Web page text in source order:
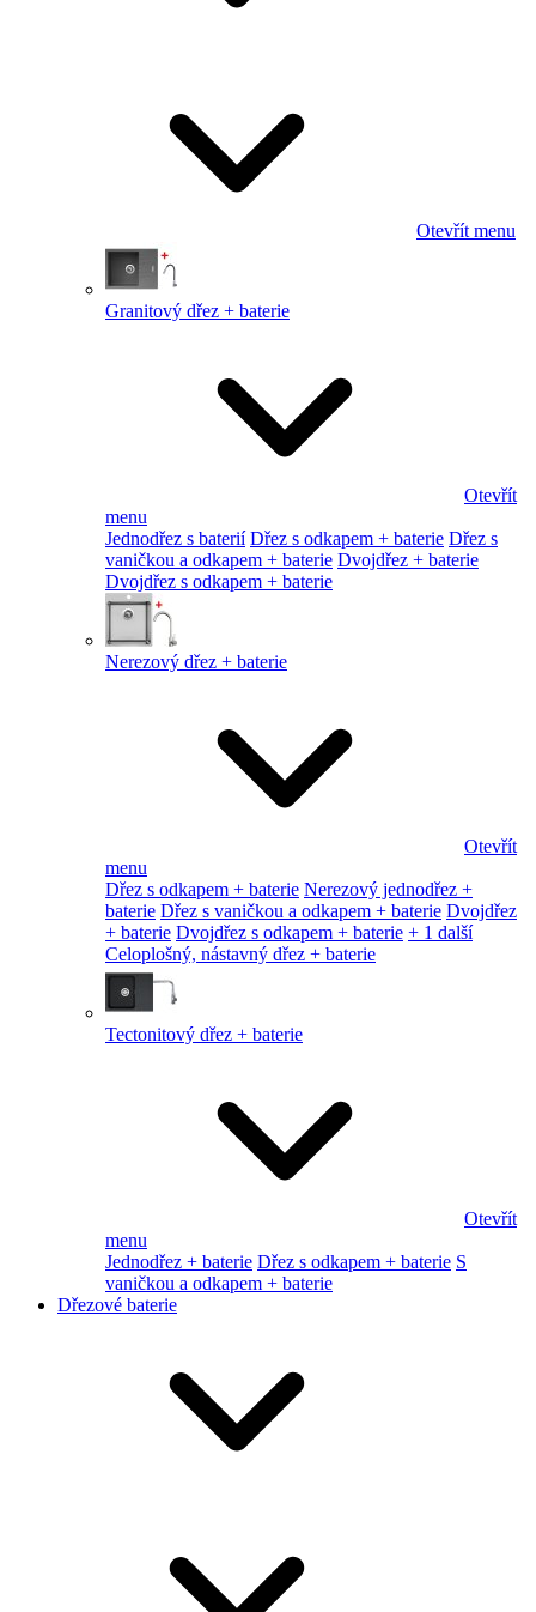
Otevřít menu
Granitový dřez + baterie
Otevřít
menu
Jednodřez s baterií Dřez s odkapem + baterie Dřez s
vaničkou a odkapem + baterie Dvojdřez + baterie
Dvojdřez s odkapem + baterie
Nerezový dřez + baterie
Otevřít
menu
Dřez s odkapem + baterie Nerezový jednodřez +
baterie Dřez s vaničkou a odkapem + baterie Dvojdřez
+ baterie Dvojdřez s odkapem + baterie + 1 další
Celoplošný, nástavný dřez + baterie
Tectonitový dřez + baterie
Otevřít
menu
Jednodřez + baterie Dřez s odkapem + baterie S
vaničkou a odkapem + baterie
Dřezové baterie